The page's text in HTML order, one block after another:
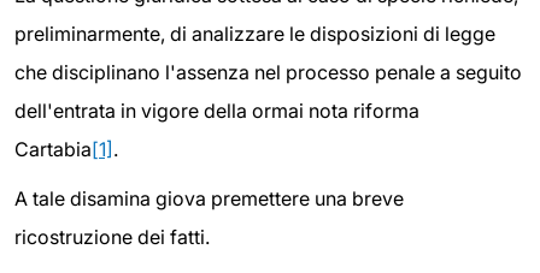
preliminarmente, di analizzare le disposizioni di legge
che disciplinano l'assenza nel processo penale a seguito
dell'entrata in vigore della ormai nota riforma
Cartabia[1].
A tale disamina giova premettere una breve
ricostruzione dei fatti.